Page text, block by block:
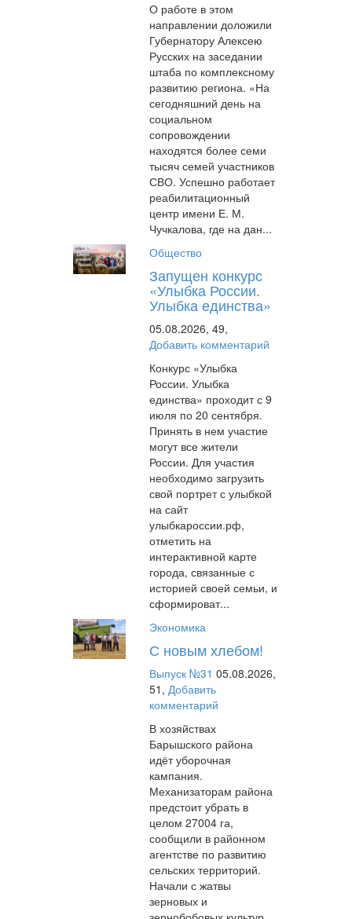
О работе в этом
направлении доложили
Губернатору Алексею
Русских на заседании
штаба по комплексному
развитию региона. «На
сегодняшний день на
социальном
сопровождении
находятся более семи
тысяч семей участников
СВО. Успешно работает
реабилитационный
центр имени Е. М.
Чучкалова, где на дан...
Общество
Запущен конкурс
«Улыбка России.
Улыбка единства»
05.08.2026, 49,
Добавить комментарий
Конкурс «Улыбка
России. Улыбка
единства» проходит с 9
июля по 20 сентября.
Принять в нем участие
могут все жители
России. Для участия
необходимо загрузить
свой портрет с улыбкой
на сайт
улыбкароссии.рф,
отметить на
интерактивной карте
города, связанные с
историей своей семьи, и
сформироват...
Экономика
С новым хлебом!
Выпуск №31 05.08.2026,
51, Добавить
комментарий
В хозяйствах
Барышского района
идёт уборочная
кампания.
Механизаторам района
предстоит убрать в
целом 27004 га,
сообщили в районном
агентстве по развитию
сельских территорий.
Начали с жатвы
зерновых и